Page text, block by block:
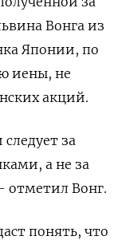
Вонга из
Японии, по
иены, не
акций.
за
а не за
отметил Вонг.
понять, что